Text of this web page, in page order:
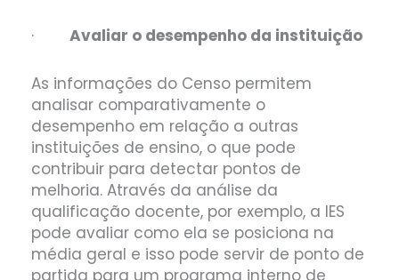
· Avaliar o desempenho da instituição
As informações do Censo permitem
analisar comparativamente o
desempenho em relação a outras
instituições de ensino, o que pode
contribuir para detectar pontos de
melhoria. Através da análise da
qualificação docente, por exemplo, a IES
pode avaliar como ela se posiciona na
média geral e isso pode servir de ponto de
partida para um programa interno de